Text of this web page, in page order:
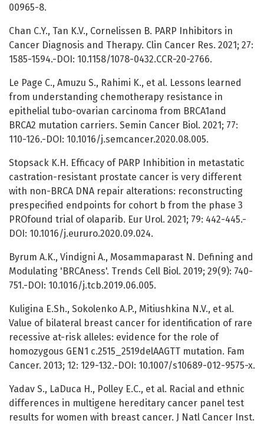
00965-8.
Chan C.Y., Tan K.V., Cornelissen B. PARP Inhibitors in
Cancer Diagnosis and Therapy. Clin Cancer Res. 2021; 27:
1585-1594.-DOI: 10.1158/1078-0432.CCR-20-2766.
Le Page C., Amuzu S., Rahimi K., et al. Lessons learned
from understanding chemotherapy resistance in
epithelial tubo-ovarian carcinoma from BRCA1and
BRCA2 mutation carriers. Semin Cancer Biol. 2021; 77:
110-126.-DOI: 10.1016/j.semcancer.2020.08.005.
Stopsack K.H. Efficacy of PARP Inhibition in metastatic
castration-resistant prostate cancer is very different
with non-BRCA DNA repair alterations: reconstructing
prespecified endpoints for cohort b from the phase 3
PROfound trial of olaparib. Eur Urol. 2021; 79: 442-445.-
DOI: 10.1016/j.eururo.2020.09.024.
Byrum A.K., Vindigni A., Mosammaparast N. Defining and
Modulating 'BRCAness'. Trends Cell Biol. 2019; 29(9): 740-
751.-DOI: 10.1016/j.tcb.2019.06.005.
Kuligina E.Sh., Sokolenko A.P., Mitiushkina N.V., et al.
Value of bilateral breast cancer for identification of rare
recessive at-risk alleles: evidence for the role of
homozygous GEN1 c.2515_2519delAAGTT mutation. Fam
Cancer. 2013; 12: 129-132.-DOI: 10.1007/s10689-012-9575-x.
Yadav S., LaDuca H., Polley E.C., et al. Racial and ethnic
differences in multigene hereditary cancer panel test
results for women with breast cancer. J Natl Cancer Inst.